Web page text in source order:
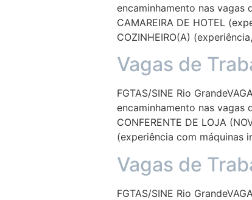
encaminhamento nas vagas
CAMAREIRA DE HOTEL
COZINHEIRO(A)
Vagas de
FGTAS/SINE Rio
encaminhamento nas vagas
CONFERENTE DE LOJA
(experiência com máquinas
Vagas de
FGTAS/SINE Rio